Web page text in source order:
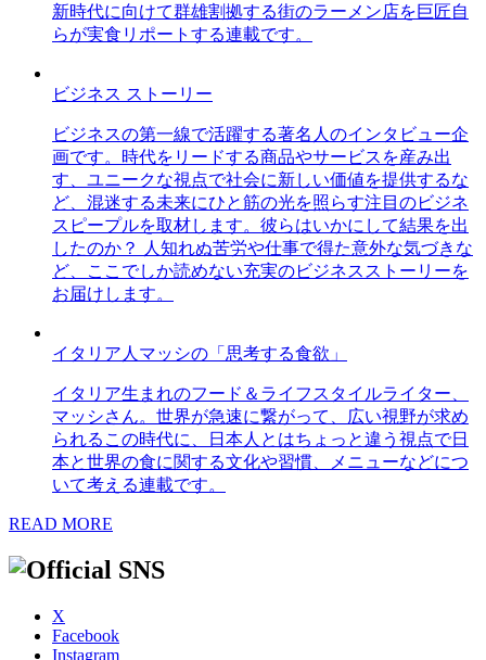
新時代に向けて群雄割拠する街のラーメン店を巨匠自
らが実食リポートする連載です。
ビジネス ストーリー
ビジネスの第一線で活躍する著名人のインタビュー企
画です。時代をリードする商品やサービスを産み出
す、ユニークな視点で社会に新しい価値を提供するな
ど、混迷する未来にひと筋の光を照らす注目のビジネ
スピープルを取材します。彼らはいかにして結果を出
したのか？ 人知れぬ苦労や仕事で得た意外な気づきな
ど、ここでしか読めない充実のビジネスストーリーを
お届けします。
イタリア人マッシの「思考する食欲」
イタリア生まれのフード＆ライフスタイルライター、
マッシさん。世界が急速に繋がって、広い視野が求め
られるこの時代に、日本人とはちょっと違う視点で日
本と世界の食に関する文化や習慣、メニューなどにつ
いて考える連載です。
READ MORE
X
Facebook
Instagram